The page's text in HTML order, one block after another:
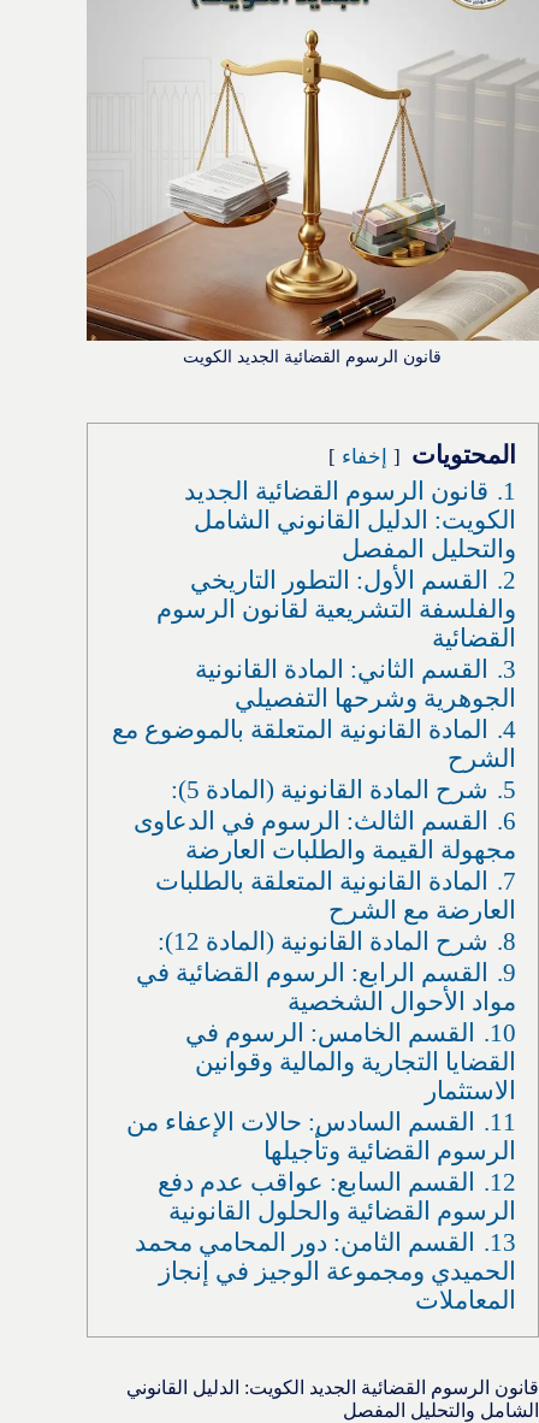
قانون الرسوم القضائية الجديد الكويت
المحتويات إخفاء
1.
قانون الرسوم القضائية الجديد
الكويت: الدليل القانوني الشامل
والتحليل المفصل
2.
القسم الأول: التطور التاريخي
والفلسفة التشريعية لقانون الرسوم
القضائية
3.
القسم الثاني: المادة القانونية
الجوهرية وشرحها التفصيلي
4.
المادة القانونية المتعلقة بالموضوع مع
الشرح
5.
شرح المادة القانونية (المادة 5):
6.
القسم الثالث: الرسوم في الدعاوى
مجهولة القيمة والطلبات العارضة
7.
المادة القانونية المتعلقة بالطلبات
العارضة مع الشرح
8.
شرح المادة القانونية (المادة 12):
9.
القسم الرابع: الرسوم القضائية في
مواد الأحوال الشخصية
10.
القسم الخامس: الرسوم في
القضايا التجارية والمالية وقوانين
الاستثمار
11.
القسم السادس: حالات الإعفاء من
الرسوم القضائية وتأجيلها
12.
القسم السابع: عواقب عدم دفع
الرسوم القضائية والحلول القانونية
13.
القسم الثامن: دور المحامي محمد
الحميدي ومجموعة الوجيز في إنجاز
المعاملات
قانون الرسوم القضائية الجديد الكويت: الدليل القانوني
الشامل والتحليل المفصل